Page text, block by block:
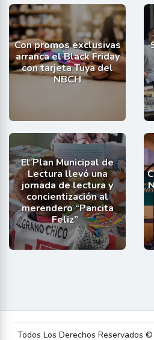
Con promos exclusivas
arranca el Black Friday
con tarjeta Tuya del
NBCH
El Plan Municipal de
Lectura llevó una
jornada de lectura y
concientización al
merendero “Pancita
Feliz”
Todos Los Derechos Reservados ©